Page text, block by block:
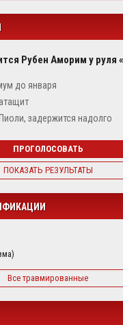
Рубен Аморим у руля
до января
задержится надолго
ПРОГОЛОСОВАТЬ
ПОКАЗАТЬ РЕЗУЛЬТАТЫ
Все травмированные